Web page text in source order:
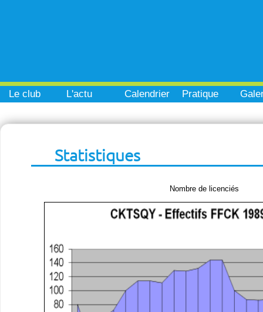
Le club L'actu Calendrier Pratique
Statistiques
Nombre de licenciés